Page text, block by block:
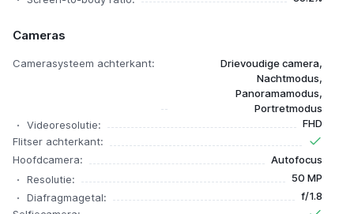
Cameras
Camerasysteem achterkant:
Drievoudige camera,
Nachtmodus,
Panoramamodus,
Portretmodus
Videoresolutie:
FHD
Flitser achterkant:
Hoofdcamera:
Autofocus
Resolutie:
50 MP
Diafragmagetal:
f/1.8